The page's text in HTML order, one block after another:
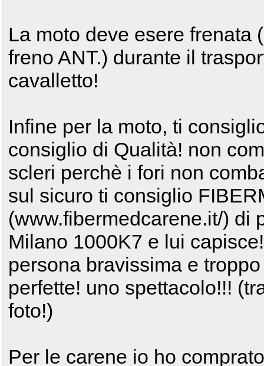
La moto deve esere frenata
freno ANT.) durante il
cavalletto!
Infine per la moto, ti
consiglio di Qualità! non
scleri perchè i fori non
sul sicuro ti consiglio
(www.fibermedcarene.it/) di
Milano 1000K7 e lui
persona bravissima e
perfette! uno spettacolo!!!
foto!)
Per le carene io ho